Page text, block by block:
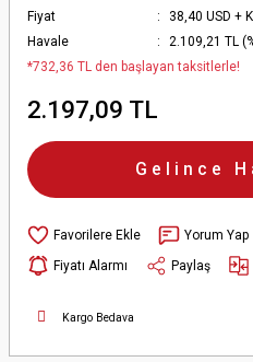
Fiyat
38,40 USD +
Havale
2.109,21 TL
*732,36 TL den başlayan taksitlerle!
2.197,09 TL
Gelince
Yorum Yap
Fiyatı Alarmı
Paylaş
Kargo Bedava